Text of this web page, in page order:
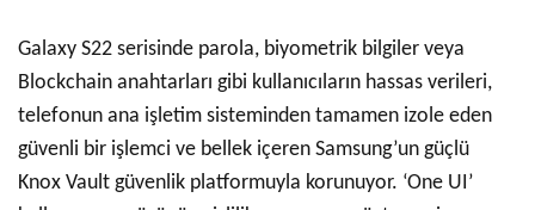
Galaxy S22 serisinde parola, biyometrik bilgiler veya
Blockchain anahtarları gibi kullanıcıların hassas verileri,
telefonun ana işletim sisteminden tamamen izole eden
güvenli bir işlemci ve bellek içeren Samsung’un güçlü
Knox Vault güvenlik platformuyla korunuyor. ‘One UI’